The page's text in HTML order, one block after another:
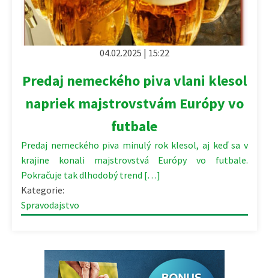
04.02.2025 | 15:22
Predaj nemeckého piva vlani klesol
napriek majstrovstvám Európy vo
Predaj nemeckého piva minulý rok klesol, aj keď sa v
Spravodajstvo